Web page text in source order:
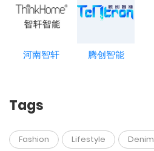
河南智轩 腾创智能
Tags
Fashion Lifestyle Denim